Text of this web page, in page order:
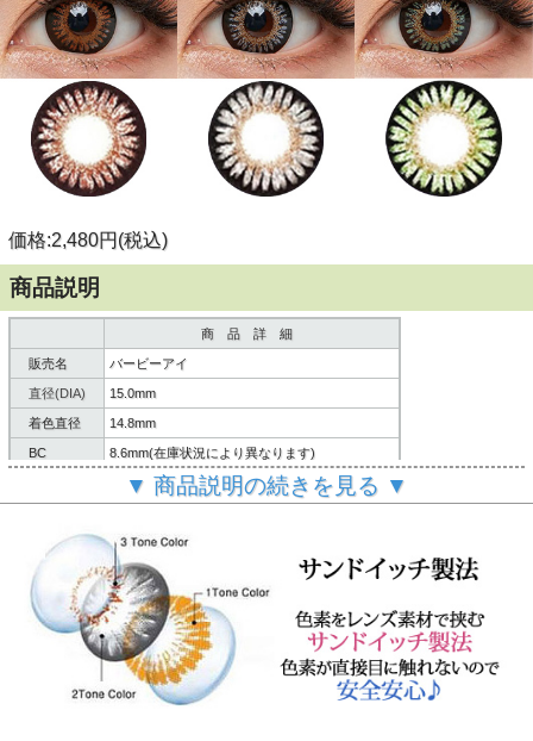
価格:2,480円(税込)
商品説明
商 品 詳 細
販売名 バービーアイ
直径(DIA) 15.0mm
着色直径 14.8mm
BC 8.6mm(在庫状況により異なります)
38%
製造方法 サンドイッチ製法
使用期限
６ヶ月～１年間
(使用頻度・使用方法により異なります。)
製造国
韓国
ご案内 個人輸入扱いとなります。 (必読)
御注意下さい
■使用に際しては、使用説明書をよくお読みください。
■連続してご使用の際は４時間おきに一度コンタクレンズを
▼ 商品説明の続きを見る ▼